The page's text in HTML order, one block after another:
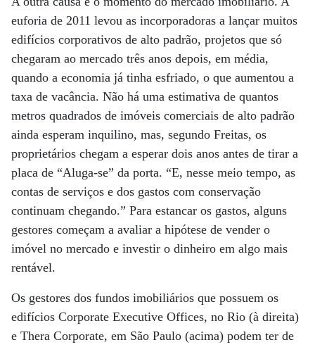
euforia de 2011 levou as incorporadoras a lançar muitos
edifícios corporativos de alto padrão, projetos que só
chegaram ao mercado três anos depois, em média,
quando a economia já tinha esfriado, o que aumentou a
taxa de vacância. Não há uma estimativa de quantos
metros quadrados de imóveis comerciais de alto padrão
ainda esperam inquilino, mas, segundo Freitas, os
proprietários chegam a esperar dois anos antes de tirar a
placa de “Aluga-se” da porta. “E, nesse meio tempo, as
contas de serviços e dos gastos com conservação
continuam chegando.” Para estancar os gastos, alguns
gestores começam a avaliar a hipótese de vender o
imóvel no mercado e investir o dinheiro em algo mais
rentável.
Os gestores dos fundos imobiliários que possuem os
edifícios Corporate Executive Offices, no Rio (à direita)
e Thera Corporate, em São Paulo (acima) podem ter de